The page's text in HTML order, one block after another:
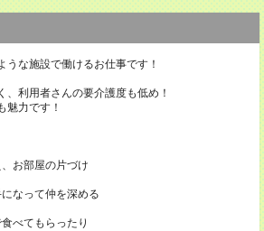
うな施設で働けるお仕事です！
、利用者さんの要介護度も低め！
魅力です！
お部屋の片づけ
なって仲を深める
べてもらったり